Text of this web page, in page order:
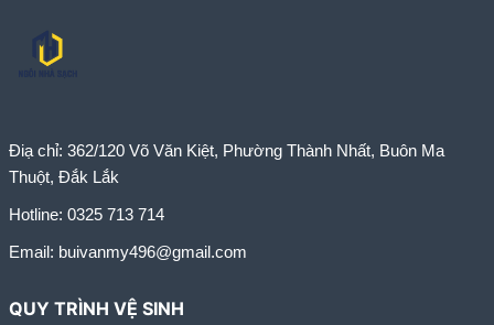
Điạ chỉ: 362/120 Võ Văn Kiệt, Phường Thành Nhất, Buôn Ma
Thuột, Đắk Lắk
Hotline: 0325 713 714
Email: buivanmy496@gmail.com
QUY TRÌNH VỆ SINH